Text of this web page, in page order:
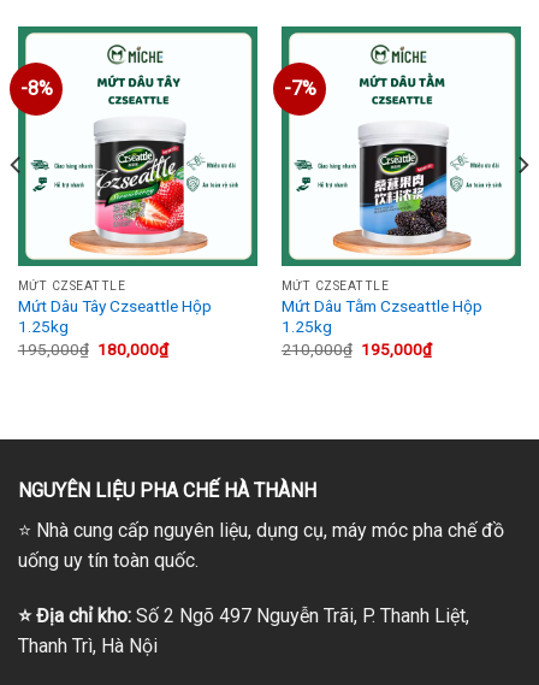
-8%
MỨT CZSEATTLE
Mứt Dâu Tây Czseattle Hộp
1.25kg
195,000₫ Giá
180,000₫Giá
hiện
-7%
MỨT CZSEATTLE
Mứt Dâu Tằm Czseattle Hộp
1.25kg
210,000₫ Giá
195,000₫Giá
hiện
NGUYÊN LIỆU PHA CHẾ HÀ THÀNH
⭐ Nhà cung cấp nguyên liệu, dụng cụ, máy móc pha chế đồ
uống uy tín toàn quốc.
⭐Địa chỉ kho: Số 2 Ngõ 497 Nguyễn Trãi, P. Thanh Liệt,
Thanh Trì, Hà Nội